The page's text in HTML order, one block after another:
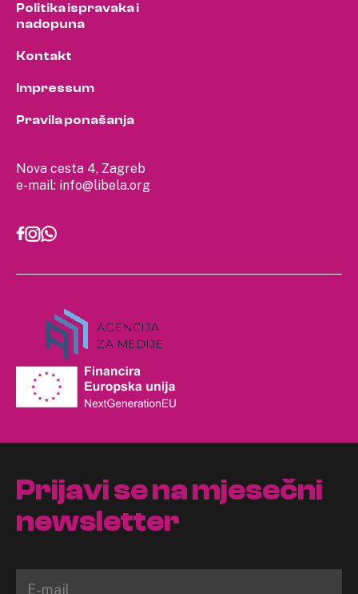
Nova cesta 4, Zagreb
e-mail: info@libela.org
Politika ispravaka i
nadopuna
Kontakt
Impressum
Pravila ponašanja
Prijavi se na mjesečni
newsletter